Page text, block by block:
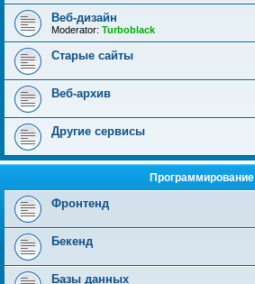
Веб-дизайн
Moderator: Turboblack
Старые сайты
Веб-архив
Другие сервисы
Программирование
Фронтенд
Бекенд
Базы данных